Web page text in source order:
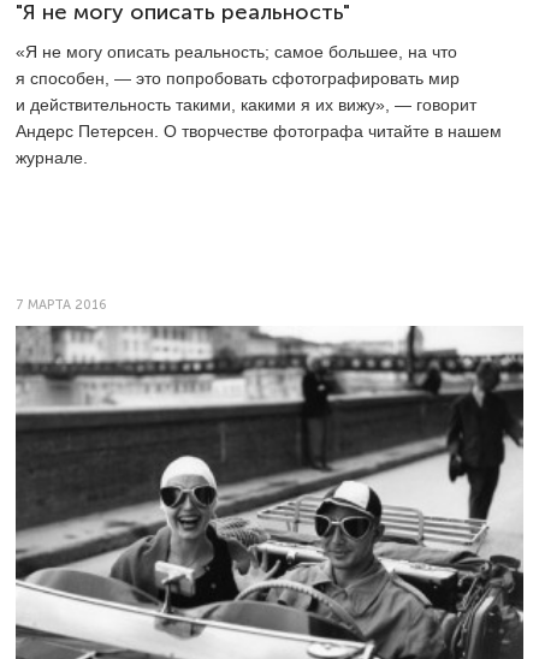
"Я не могу описать реальность"
«Я не могу описать реальность; самое большее, на что
я способен, — это попробовать сфотографировать мир
и действительность такими, какими я их вижу», — говорит
Андерс Петерсен. О творчестве фотографа читайте в нашем
журнале.
7 МАРТА 2016